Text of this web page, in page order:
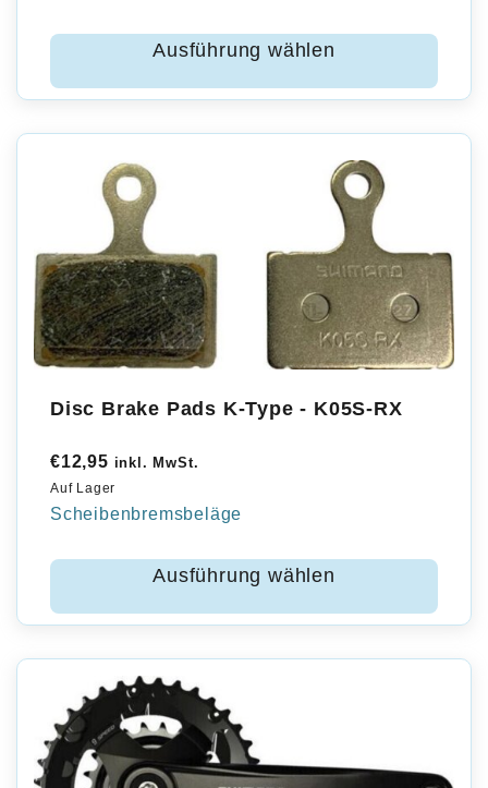
Ausführung wählen
Disc Brake Pads K-Type - K05S-RX
€12,95 inkl. MwSt.
Auf Lager
Scheibenbremsbeläge
Ausführung wählen